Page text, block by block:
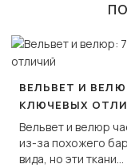
ВЕЛЬВЕТ И
КЛЮЧЕВЫХ
Вельвет и велюр
из-за похожего
вида, но эти ткани